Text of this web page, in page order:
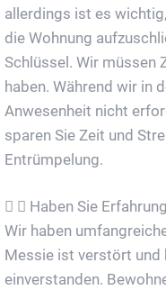
allerdings ist es
die Wohnung
Schlüssel. Wir müssen
haben. Während wir in
Anwesenheit nicht
sparen Sie Zeit und
Entrümpelung.
Haben Sie
Wir haben
Messie ist verstört und
einverstanden.